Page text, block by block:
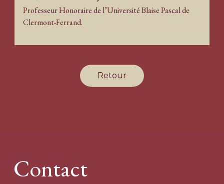
Professeur Honoraire de l’Université Blaise Pascal de
Clermont-Ferrand.
Retour
Contact